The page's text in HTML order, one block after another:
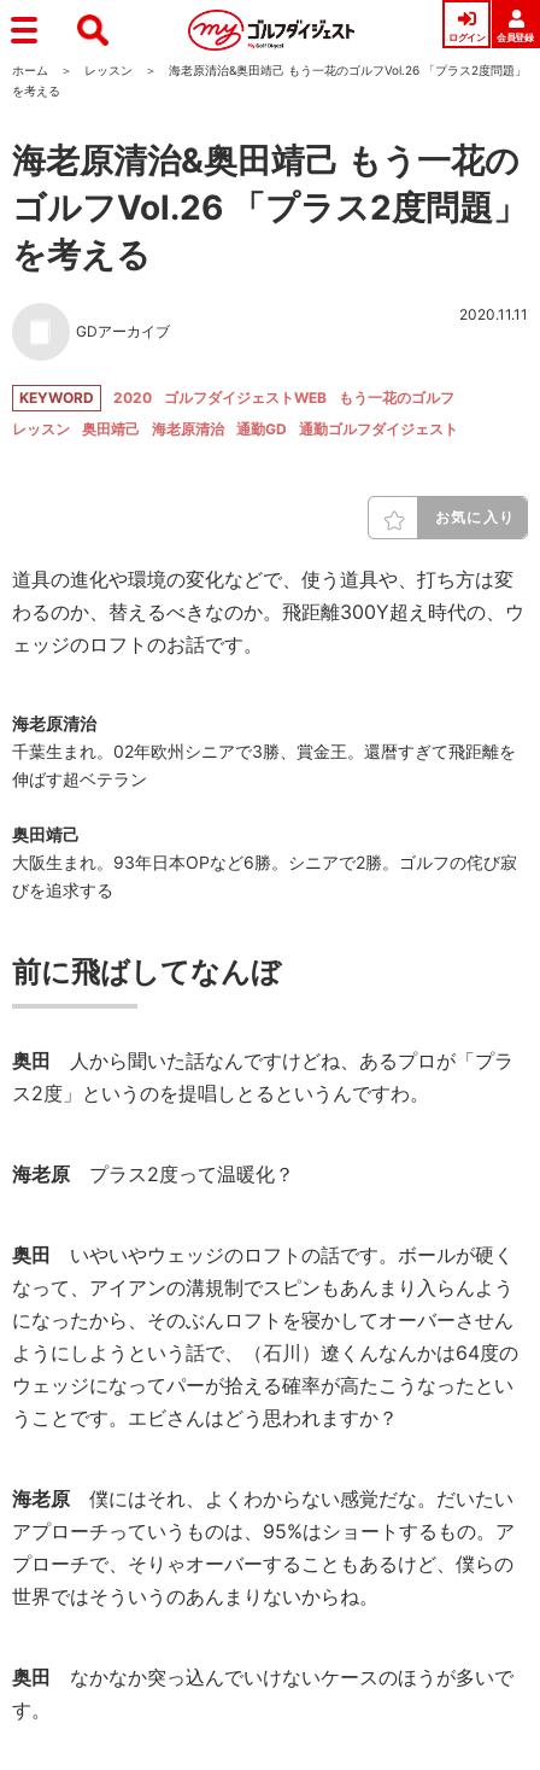
ログイン 会員登録
ホーム レッスン
海老原清治&奥田靖己 もう一花のゴルフVol.26 「プラス2度問題」
を考える
海老原清治&奥田靖己 もう一花の
ゴルフVol.26 「プラス2度問題」
を考える
GDアーカイブ
2020.11.11
KEYWORD 2020 ゴルフダイジェストWEB
もう一花のゴルフ
レッスン
奥田靖己 海老原清治 通勤GD 通勤ゴルフダイジェスト
お気に入り
道具の進化や環境の変化などで、使う道具や、打ち方は変
わるのか、替えるべきなのか。飛距離300Y超え時代の、ウ
ェッジのロフトのお話です。
海老原清治
千葉生まれ。02年欧州シニアで3勝、賞金王。還暦すぎて飛距離を
伸ばす超ベテラン
奥田靖己
大阪生まれ。93年日本OPなど6勝。シニアで2勝。ゴルフの侘び寂
びを追求する
前に飛ばしてなんぼ
奥田
人から聞いた話なんですけどね、あるプロが「プラ
ス2度」というのを提唱しとるというんですわ。
海老原 プラス2度って温暖化？
奥田
いやいやウェッジのロフトの話です。ボールが硬く
なって、アイアンの溝規制でスピンもあんまり入らんよう
になったから、そのぶんロフトを寝かしてオーバーさせん
ようにしようという話で、（石川）遼くんなんかは64度の
ウェッジになってパーが拾える確率が高たこうなったとい
うことです。エビさんはどう思われますか？
海老原 僕にはそれ、よくわからない感覚だな。だいたい
アプローチっていうものは、95%はショートするもの。ア
プローチで、そりゃオーバーすることもあるけど、僕らの
世界ではそういうのあんまりないからね。
奥田
なかなか突っ込んでいけないケースのほうが多いで
す。